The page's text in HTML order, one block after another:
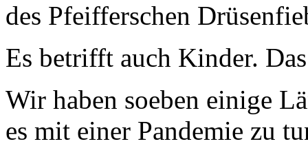
des Pfeifferschen
Es betrifft auch Kinder.
Wir haben soeben einige
es mit einer Pandemie zu